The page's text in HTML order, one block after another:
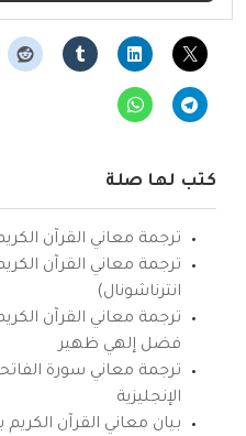
كتب لها صلة
ترجمة معاني القرآن
ترجمة معاني القرآن
انترناشونال)
ترجمة معاني القرآن
فضل إلهي ظهير
ترجمة معاني سورة
الإنجليزية
بيان معاني القرآن الكريم